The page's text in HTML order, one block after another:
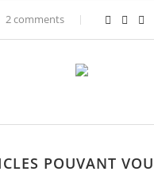
2 comments
POUVANT